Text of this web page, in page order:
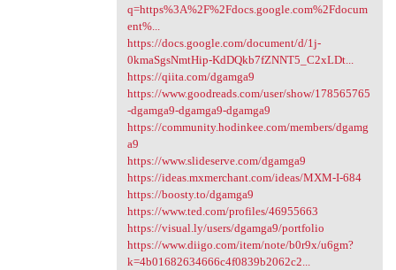
q=https%3A%2F%2Fdocs.google.com%2Fdocum
ent%...
https://docs.google.com/document/d/1j-
0kmaSgsNmtHip-KdDQkb7fZNNT5_C2xLDt...
https://qiita.com/dgamga9
https://www.goodreads.com/user/show/178565765
-dgamga9-dgamga9-dgamga9
https://community.hodinkee.com/members/dgamg
a9
https://www.slideserve.com/dgamga9
https://ideas.mxmerchant.com/ideas/MXM-I-684
https://boosty.to/dgamga9
https://www.ted.com/profiles/46955663
https://visual.ly/users/dgamga9/portfolio
https://www.diigo.com/item/note/b0r9x/u6gm?
k=4b01682634666c4f0839b2062c2...